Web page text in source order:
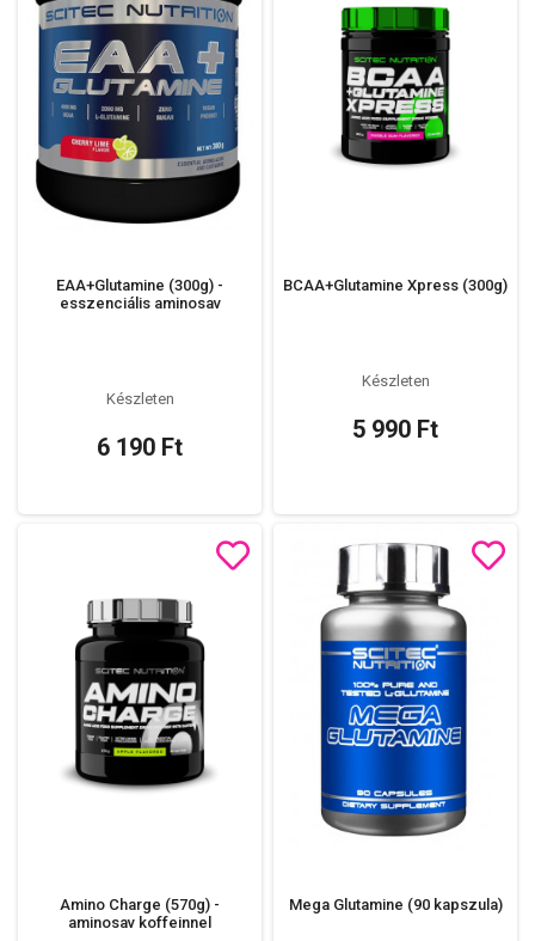
EAA+Glutamine (300g) -
esszenciális aminosav
Készleten
6 190 Ft
BCAA+Glutamine Xpress (300g)
Készleten
5 990 Ft
Amino Charge (570g) -
aminosav koffeinnel
Mega Glutamine (90 kapszula)